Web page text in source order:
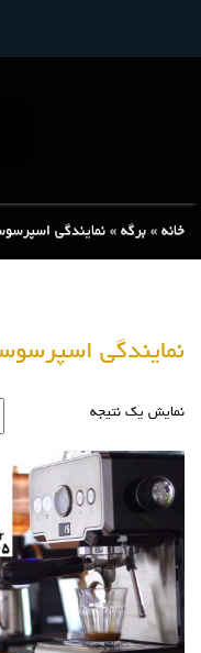
خانه » برگه » نمایندگی
نمایندگی
نمایش یک نتیجه